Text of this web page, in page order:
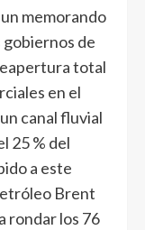
memorando
de
total
en el
canal fluvial
25 % del
a este
Brent
rondar los 76